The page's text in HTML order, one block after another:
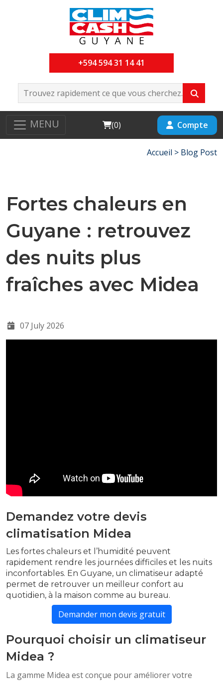
+594 594 31 14 41
MENU Cart
(0) Compte
Accueil > Blog Post
Fortes chaleurs en
Guyane : retrouvez
des nuits plus
fraîches avec Midea
07 July 2026
Demandez votre devis
climatisation Midea
Les fortes chaleurs et l’humidité peuvent
rapidement rendre les journées difficiles et les nuits
inconfortables. En Guyane, un climatiseur adapté
permet de retrouver un meilleur confort au
quotidien, à la maison comme au bureau.
Demander mon devis gratuit
Pourquoi choisir un climatiseur
Midea ?
La gamme Midea est conçue pour améliorer votre